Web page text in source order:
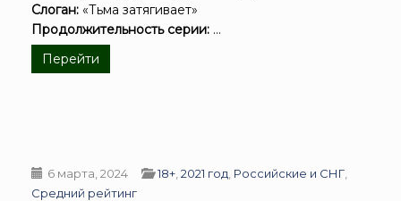
Слоган: «Тьма затягивает»
Продолжительность серии: ...
Перейти
6 марта, 2024 18+ 2021 год Российские и СНГ
Средний рейтинг